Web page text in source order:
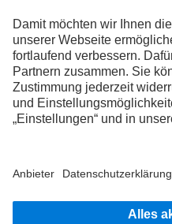
FOLLOW THE
Tausche jetzt Erfahrungen mit
Truckern aus.